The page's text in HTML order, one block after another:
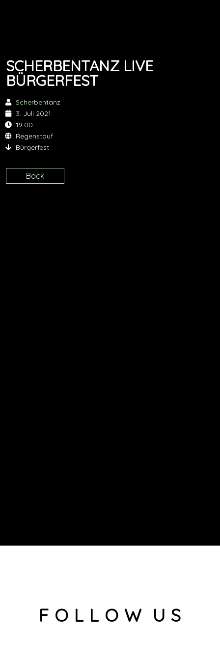
SCHERBENTANZ LIVE
BÜRGERFEST
Scherbentanz
3. Juli 2021
19:00
Regenstauf
Bürgerfest
Back
F O L L O W U S